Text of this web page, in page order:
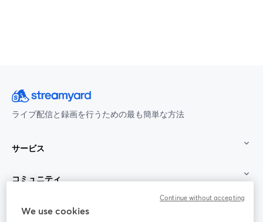
ライブ配信と録画を行うための最も簡単な方法
サービス
コミュニティ
StreamYard：
We use cookies
Continue without accepting